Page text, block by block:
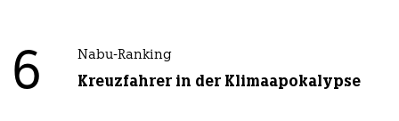
6 Nabu-Ranking
Kreuzfahrer in der Klimaapokalypse